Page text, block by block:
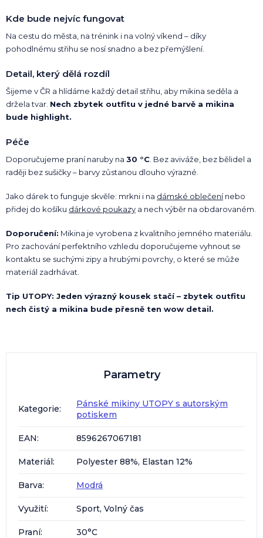
Kde bude nejvíc fungovat
Na cestu do města, na trénink i na volný víkend – díky
pohodlnému střihu se nosí snadno a bez přemýšlení.
Detail, který dělá rozdíl
Šijeme v ČR a hlídáme každý detail střihu, aby mikina seděla a
držela tvar. Nech zbytek outfitu v jedné barvě a mikina
bude highlight.
Péče
Doporučujeme praní naruby na 30 °C . Bez aviváže, bez bělidel a
raději bez sušičky – barvy zůstanou dlouho výrazné.
Jako dárek to funguje skvěle: mrkni i na dámské oblečenínebo
přidej do košíku dárkové poukazy a nech výběr na obdarovaném.
Doporučení: Mikina je vyrobena z kvalitního jemného materiálu.
Pro zachování perfektního vzhledu doporučujeme vyhnout se
kontaktu se suchými zipy a hrubými povrchy, o které se může
materiál zadrhávat.
Tip UTOPY: Jeden výrazný kousek stačí – zbytek outfitu
nech čistý a mikina bude přesně ten wow detail.
Parametry
Kategorie:
Pánské mikiny UTOPY s autorským
potiskem
EAN: 8596267067181
Materiál: Polyester 88%, Elastan 12%
Barva: Modrá
Využití: Sport, Volný čas
Praní: 30°C